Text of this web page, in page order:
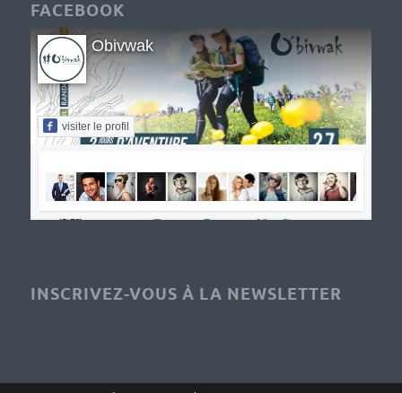
FACEBOOK
Obivwak
visiter le profil
INSCRIVEZ-VOUS À LA NEWSLETTER